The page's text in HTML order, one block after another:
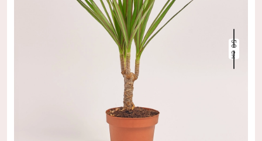
50 см